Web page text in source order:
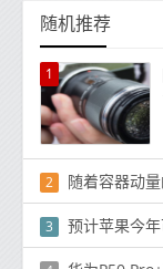
随机推荐
1
2 随着容器动
3 预计苹果今